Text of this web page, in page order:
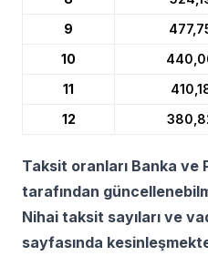
9
10
11
12
Taksit oranları Banka ve
tarafından
Nihai taksit sayıları ve
sayfasında